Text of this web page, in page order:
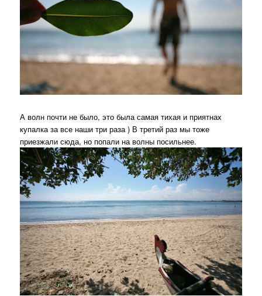
А волн почти не было, это была самая тихая и приятнах
купалка за все наши три раза ) В третий раз мы тоже
приезжали сюда, но попали на волны посильнее.